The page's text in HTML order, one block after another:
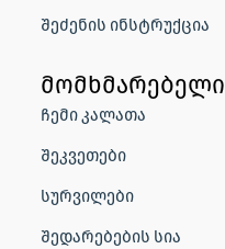
შეძენის ინსტრუქცია
მომხმარებელი
ჩემი კალათა
შეკვეთები
სურვილები
შედარებების სია